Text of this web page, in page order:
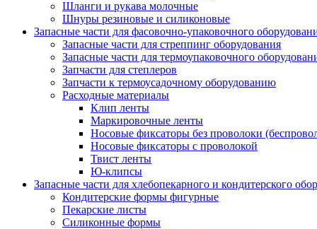
Шланги и рукава молочные
Шнуры резиновые и силиконовые
Запасные части для фасовочно-упаковочного
Запасные части для стреппинг оборудования
Запасные части для термоупаковочного
Запчасти для степлеров
Запчасти к термоусадочному оборудованию
Расходные материалы
Клип ленты
Маркировочные ленты
Носовые фиксаторы без проволоки
Носовые фиксаторы с проволокой
Твист ленты
Ю-клипсы
Запасные части для хлебопекарного и кондитерского
Кондитерские формы фигурные
Пекарские листы
Силиконные формы